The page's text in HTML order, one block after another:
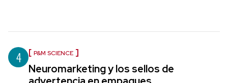
4 P&M SCIENCE
Neuromarketing y los sellos de